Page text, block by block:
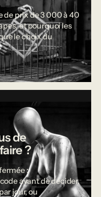
de prix de 3 000 à 40
et pourquoi les
le choix du
de
?
:
avant de décider,
jour, ou